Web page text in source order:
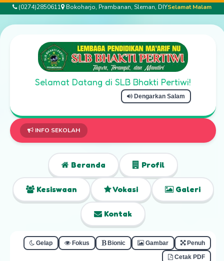
(0274)2850611 Bokoharjo, Prambanan, Sleman, DIYSelamat Malam
Selamat Datang di SLB Bhakti Pertiwi!
Dengarkan Salam
INFO SEKOLAH
Beranda Profil
Kesiswaan Vokasi Galeri
Kontak
Gelap Fokus Bionic Gambar
Penuh
Cetak PDF